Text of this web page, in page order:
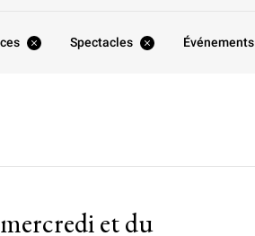
Spectacles Événements
et du